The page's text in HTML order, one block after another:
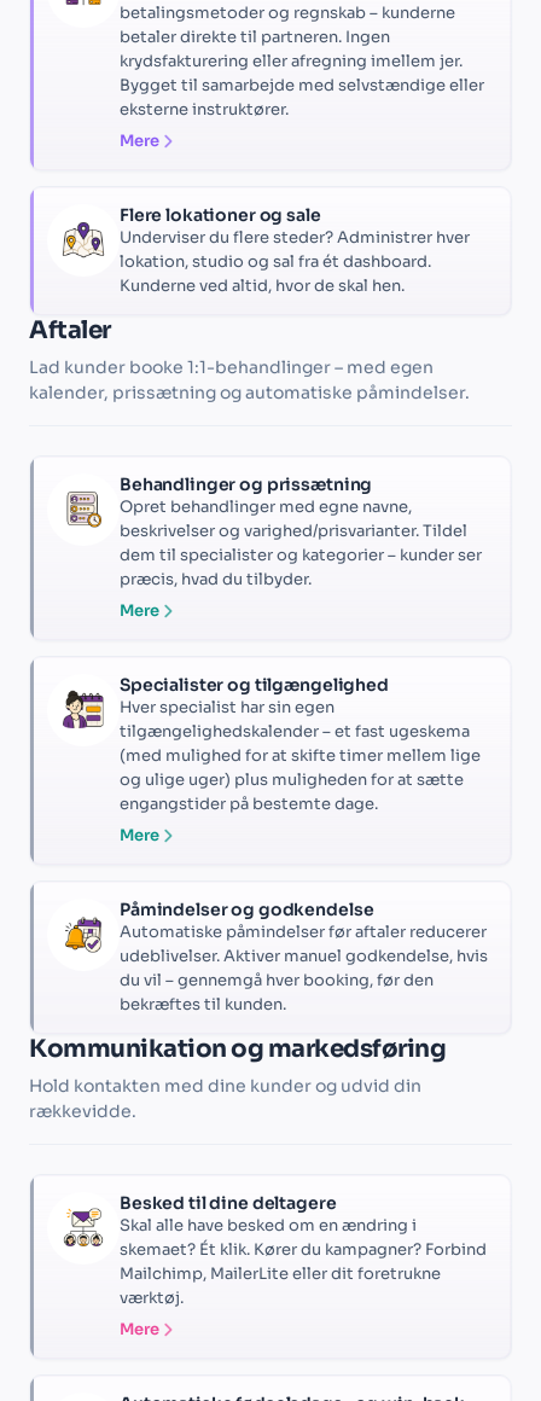
betalingsmetoder og regnskab – kunderne
betaler direkte til partneren. Ingen
krydsfakturering eller afregning imellem jer.
Bygget til samarbejde med selvstændige eller
eksterne instruktører.
Mere
Flere lokationer og sale
Underviser du flere steder? Administrer hver
lokation, studio og sal fra ét dashboard.
Kunderne ved altid, hvor de skal hen.
Aftaler
Lad kunder booke 1:1-behandlinger – med egen
kalender, prissætning og automatiske påmindelser.
Behandlinger og prissætning
Opret behandlinger med egne navne,
beskrivelser og varighed/prisvarianter. Tildel
dem til specialister og kategorier – kunder ser
præcis, hvad du tilbyder.
Mere
Specialister og tilgængelighed
Hver specialist har sin egen
tilgængelighedskalender – et fast ugeskema
(med mulighed for at skifte timer mellem lige
og ulige uger) plus muligheden for at sætte
engangstider på bestemte dage.
Mere
Påmindelser og godkendelse
Automatiske påmindelser før aftaler reducerer
udeblivelser. Aktiver manuel godkendelse, hvis
du vil – gennemgå hver booking, før den
bekræftes til kunden.
Kommunikation og markedsføring
Hold kontakten med dine kunder og udvid din
rækkevidde.
Besked til dine deltagere
Skal alle have besked om en ændring i
skemaet? Ét klik. Kører du kampagner? Forbind
Mailchimp, MailerLite eller dit foretrukne
værktøj.
Mere